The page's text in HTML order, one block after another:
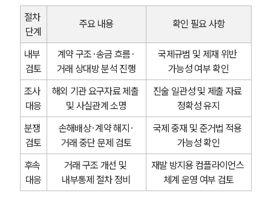
절차
단계
주요 내용 확인 필요 사항
내부
검토
계약 구조·송금 흐름·
거래 상대방 분석 진행
국제규범 및 제재 위반
가능성 여부 확인
조사
대응
해외 기관 요구자료 제출
및 사실관계 소명
진술 일관성 및 제출 자료
정확성 유지
분쟁
검토
손해배상·계약 해지·
거래 중단 문제 검토
국제 중재 및 준거법 적용
가능성 확인
후속
대응
거래 구조 개선 및
내부통제 절차 정비
재발 방지용 컴플라이언스
체계 운영 여부 검토